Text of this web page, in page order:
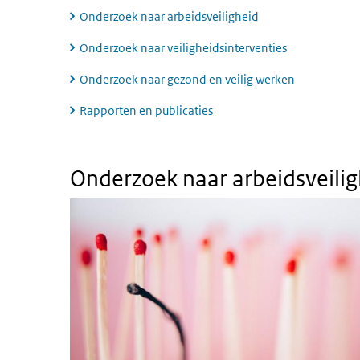
Onderzoek naar arbeidsveiligheid
Onderzoek naar veiligheidsinterventies
Onderzoek naar gezond en veilig werken
Rapporten en publicaties
Onderzoek naar